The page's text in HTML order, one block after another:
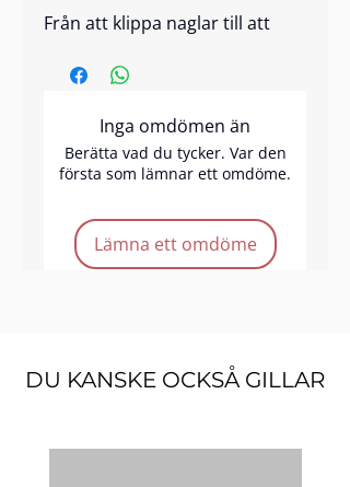
Från att klippa naglar till att
nageltång passar för en rad
är lämplig för både
professionellt och personligt
bruk.
Professionellt och personligt
Inga omdömen än
Berätta vad du tycker. Var den
första som lämnar ett omdöme.
Lämna ett omdöme
DU KANSKE OCKSÅ GILLAR